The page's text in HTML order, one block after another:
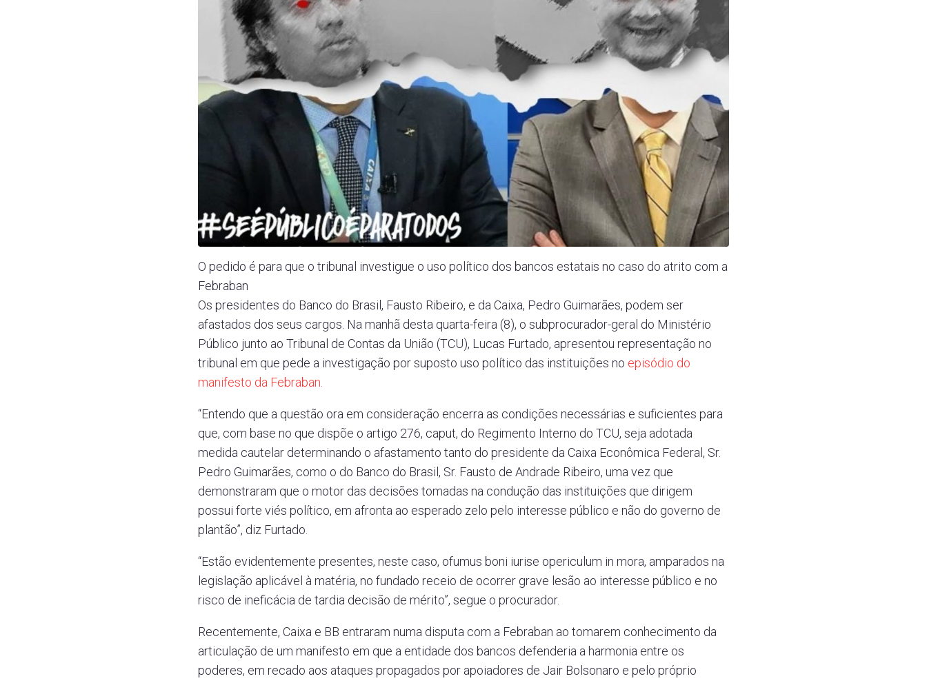
O pedido é para que o tribunal investigue o uso político dos bancos estatais no caso do atrito com a
Febraban
Os presidentes do Banco do Brasil, Fausto Ribeiro, e da Caixa, Pedro Guimarães, podem ser
afastados dos seus cargos. Na manhã desta quarta-feira (8), o subprocurador-geral do Ministério
Público junto ao Tribunal de Contas da União (TCU), Lucas Furtado, apresentou representação no
tribunal em que pede a investigação por suposto uso político das instituições no episódio do
manifesto da Febraban.
“Entendo que a questão ora em consideração encerra as condições necessárias e suficientes para
que, com base no que dispõe o artigo 276, caput, do Regimento Interno do TCU, seja adotada
medida cautelar determinando o afastamento tanto do presidente da Caixa Econômica Federal, Sr.
Pedro Guimarães, como o do Banco do Brasil, Sr. Fausto de Andrade Ribeiro, uma vez que
demonstraram que o motor das decisões tomadas na condução das instituições que dirigem
possui forte viés político, em afronta ao esperado zelo pelo interesse público e não do governo de
plantão”, diz Furtado.
“Estão evidentemente presentes, neste caso, ofumus boni iurise opericulum in mora, amparados na
legislação aplicável à matéria, no fundado receio de ocorrer grave lesão ao interesse público e no
risco de ineficácia de tardia decisão de mérito”, segue o procurador.
Recentemente, Caixa e BB entraram numa disputa com a Febraban ao tomarem conhecimento da
articulação de um manifesto em que a entidade dos bancos defenderia a harmonia entre os
poderes, em recado aos ataques propagados por apoiadores de Jair Bolsonaro e pelo próprio